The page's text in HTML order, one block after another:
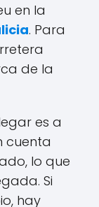
en la
. Para
de la
es a
cuenta
lo que
Si
hay